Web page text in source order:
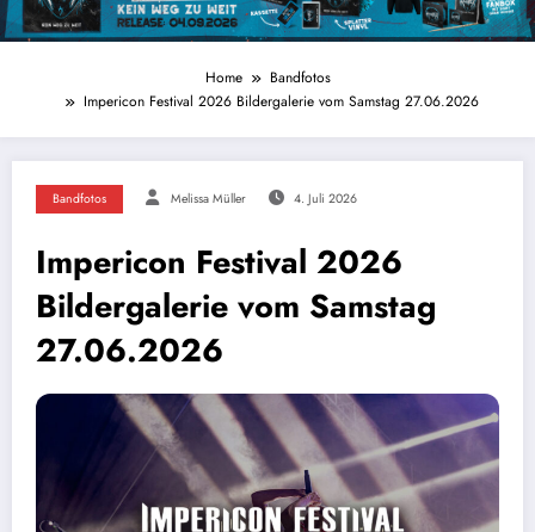
Home
Bandfotos
Impericon Festival 2026 Bildergalerie vom Samstag 27.06.2026
Bandfotos Melissa Müller 4. Juli 2026
Impericon Festival 2026
Bildergalerie vom Samstag
27.06.2026